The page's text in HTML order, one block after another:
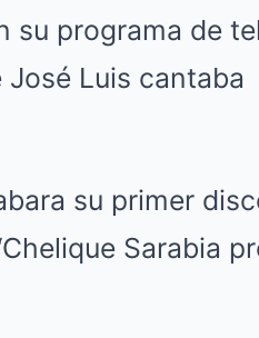
su programa de
José Luis cantaba
su primer
Sarabia